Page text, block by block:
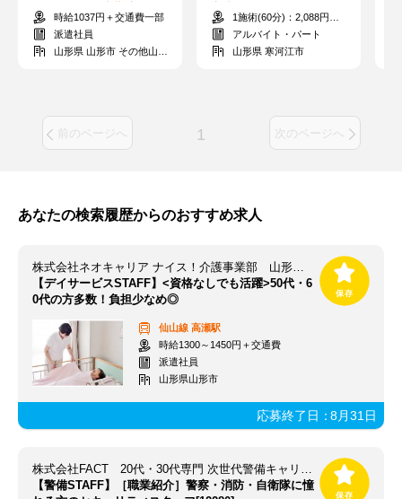
のチャンス！夜勤専属★
日払い制度あり♪
時給1037円＋交通費一部
派遣社員
山形県 山形市 その他山形市
高水準60分2,840円～も可
能です！1施術(60分)：2,088円～3,510円
アルバイト・パート
山形県 寒河江市
前のページへ 1 次のページへ
あなたの検索履歴からのおすすめ求人
株式会社ネオキャリア ナイス！介護事業部 山形支店／YMG
【デイサービスSTAFF】<資格なしでも活躍>50代・6
0代の方多数！負担少なめ◎
仙山線 高瀬駅
時給1300～1450円＋交通費
派遣社員
山形県山形市
応募終了日：8月31日
株式会社FACT 20代・30代専門 次世代警備キャリア事業部
【警備STAFF】［職業紹介］警察・消防・自衛隊に憧